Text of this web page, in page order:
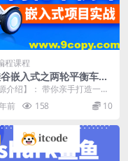
程课程
嵌入式之两轮平衡车项
介绍】： 带你亲手打造一辆
两轮平衡车！如果你已经完
言和32单...
前 158 10